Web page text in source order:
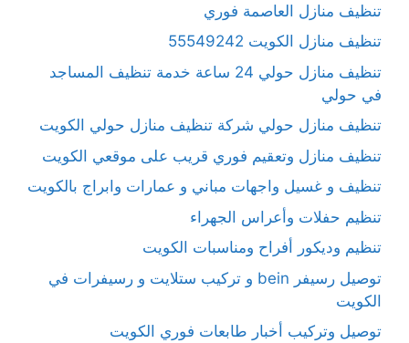
تنظيف منازل العاصمة فوري
تنظيف منازل الكويت 55549242
تنظيف منازل حولي 24 ساعة خدمة تنظيف المساجد
في حولي
تنظيف منازل حولي شركة تنظيف منازل حولي الكويت
تنظيف منازل وتعقيم فوري قريب على موقعي الكويت
تنظيف و غسيل واجهات مباني و عمارات وابراج بالكويت
تنظيم حفلات وأعراس الجهراء
تنظيم وديكور أفراح ومناسبات الكويت
توصيل رسيفر bein و تركيب ستلايت و رسيفرات في
الكويت
توصيل وتركيب أخبار طابعات فوري الكويت